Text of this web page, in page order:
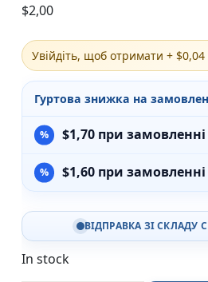
$2,00
Увійдіть, щоб отримати +
Гуртова знижка на
$1,70 при замовленні
$1,60 при замовленні
ВІДПРАВКА ЗІ СКЛАДУ
In stock